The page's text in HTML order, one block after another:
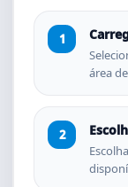
área